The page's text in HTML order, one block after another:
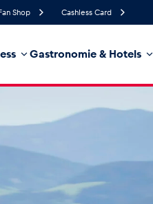
Shop Cashless Card
Gastronomie & Hotels